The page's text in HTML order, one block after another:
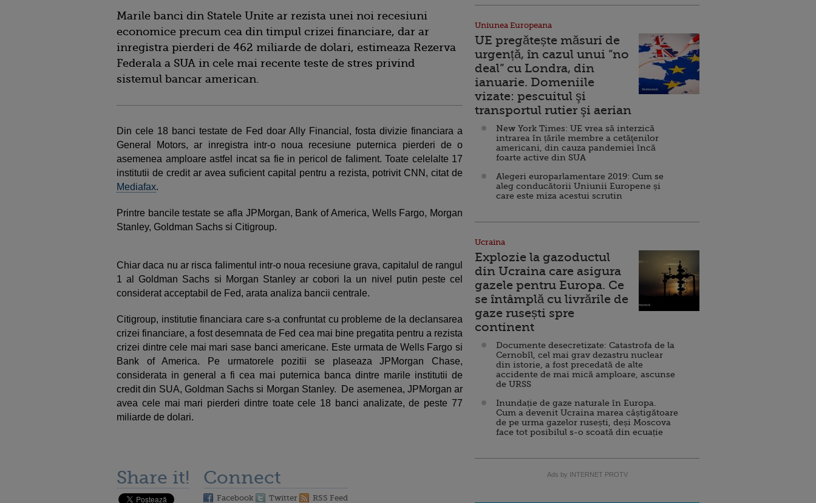
Marile banci din Statele Unite ar rezista unei noi recesiuni
economice precum cea din timpul crizei financiare, dar ar
inregistra pierderi de 462 miliarde de dolari, estimeaza Rezerva
Federala a SUA in cele mai recente teste de stres privind
sistemul bancar american.
Din cele 18 banci testate de Fed doar Ally Financial, fosta divizie financiara a
General Motors, ar inregistra intr-o noua recesiune puternica pierderi de o
asemenea amploare astfel incat sa fie in pericol de faliment. Toate celelalte 17
institutii de credit ar avea suficient capital pentru a rezista, potrivit CNN, citat de
Mediafax.
Printre bancile testate se afla JPMorgan, Bank of America, Wells Fargo, Morgan
Stanley, Goldman Sachs si Citigroup.
Chiar daca nu ar risca falimentul intr-o noua recesiune grava, capitalul de rangul
1 al Goldman Sachs si Morgan Stanley ar cobori la un nivel putin peste cel
considerat acceptabil de Fed, arata analiza bancii centrale.
Citigroup, institutie financiara care s-a confruntat cu probleme de la declansarea
crizei financiare, a fost desemnata de Fed cea mai bine pregatita pentru a rezista
crizei dintre cele mai mari sase banci americane. Este urmata de Wells Fargo si
Bank of America. Pe urmatorele pozitii se plaseaza JPMorgan Chase,
considerata in general a fi cea mai puternica banca dintre marile institutii de
credit din SUA, Goldman Sachs si Morgan Stanley. De asemenea, JPMorgan ar
avea cele mai mari pierderi dintre toate cele 18 banci analizate, de peste 77
miliarde de dolari.
Share it! Connect
Facebook Twitter RSS Feed
Uniunea Europeana
UE pregătește măsuri de
urgență, în cazul unui ”no
deal” cu Londra, din
ianuarie. Domeniile
vizate: pescuitul şi
transportul rutier şi aerian
New York Times: UE vrea să interzică
intrarea în țările membre a cetăţenilor
americani, din cauza pandemiei încă
foarte active din SUA
Alegeri europarlamentare 2019: Cum se
aleg conducătorii Uniunii Europene și
care este miza acestui scrutin
Ucraina
Explozie la gazoductul
din Ucraina care asigura
gazele pentru Europa. Ce
se întâmplă cu livrările de
gaze rusești spre
continent
Documente desecretizate: Catastrofa de la
Cernobîl, cel mai grav dezastru nuclear
din istorie, a fost precedată de alte
accidente de mai mică amploare, ascunse
de URSS
Inundație de gaze naturale în Europa.
Cum a devenit Ucraina marea câștigătoare
de pe urma gazelor rusești, deși Moscova
face tot posibilul s-o scoată din ecuație
Ads by INTERNET PROTV